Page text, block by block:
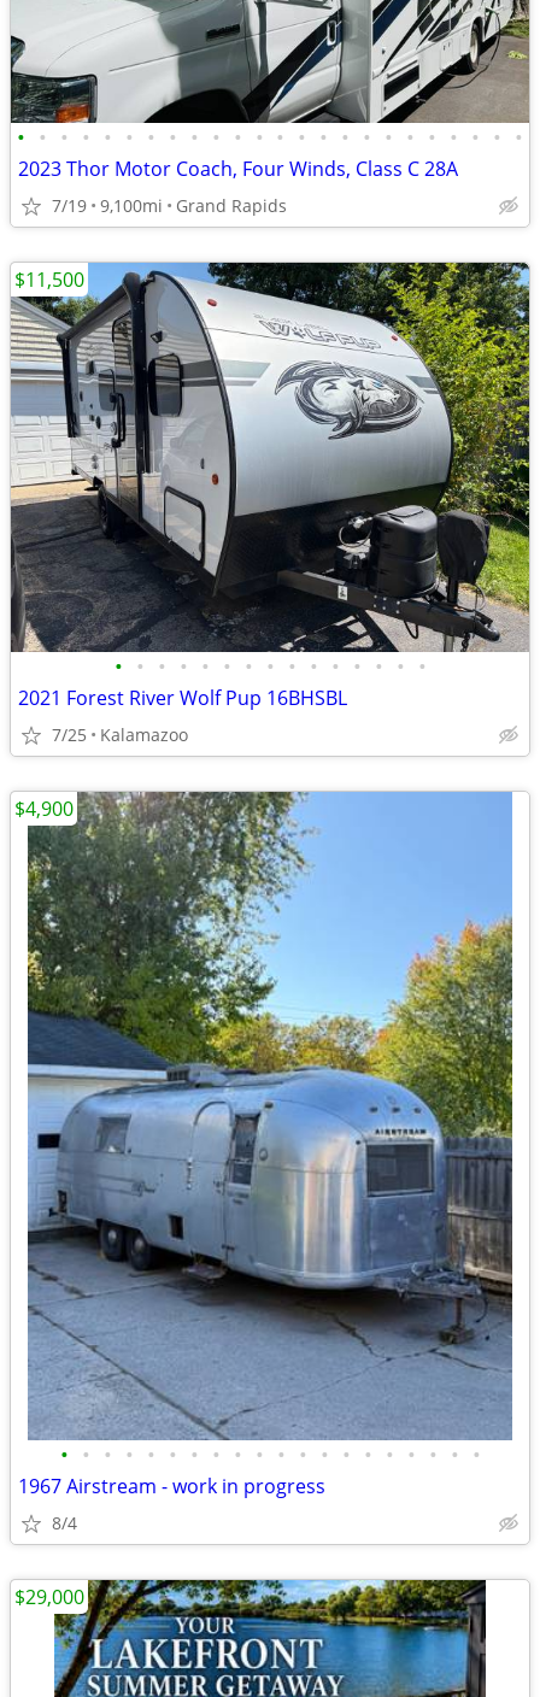
• • • • • • • • • • • • • • • • • • • • • • • •
2023 Thor Motor Coach, Four Winds, Class C 28A
7/19 9,100mi Grand Rapids
• • • • • • • • • • • • • • •
2021 Forest River Wolf Pup 16BHSBL
7/25 Kalamazoo
$11,500
• • • • • • • • • • • • • • • • • • • •
1967 Airstream - work in progress
8/4
$4,900
$29,000